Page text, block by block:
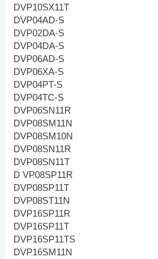
DVP10SX11T
DVP04AD-S
DVP02DA-S
DVP04DA-S
DVP06AD-S
DVP06XA-S
DVP04PT-S
DVP04TC-S
DVP06SN11R
DVP08SM11N
DVP08SM10N
DVP08SN11R
DVP08SN11T
D VP08SP11R
DVP08SP11T
DVP08ST11N
DVP16SP11R
DVP16SP11T
DVP16SP11TS
DVP16SM11N